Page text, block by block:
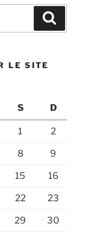
LE SITE
S D
1 2
8 9
15 16
22 23
29 30